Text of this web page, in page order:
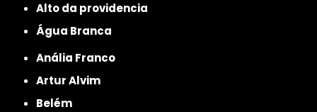
alto da providencia
Água Branca
Anália Franco
Artur Alvim
Belém